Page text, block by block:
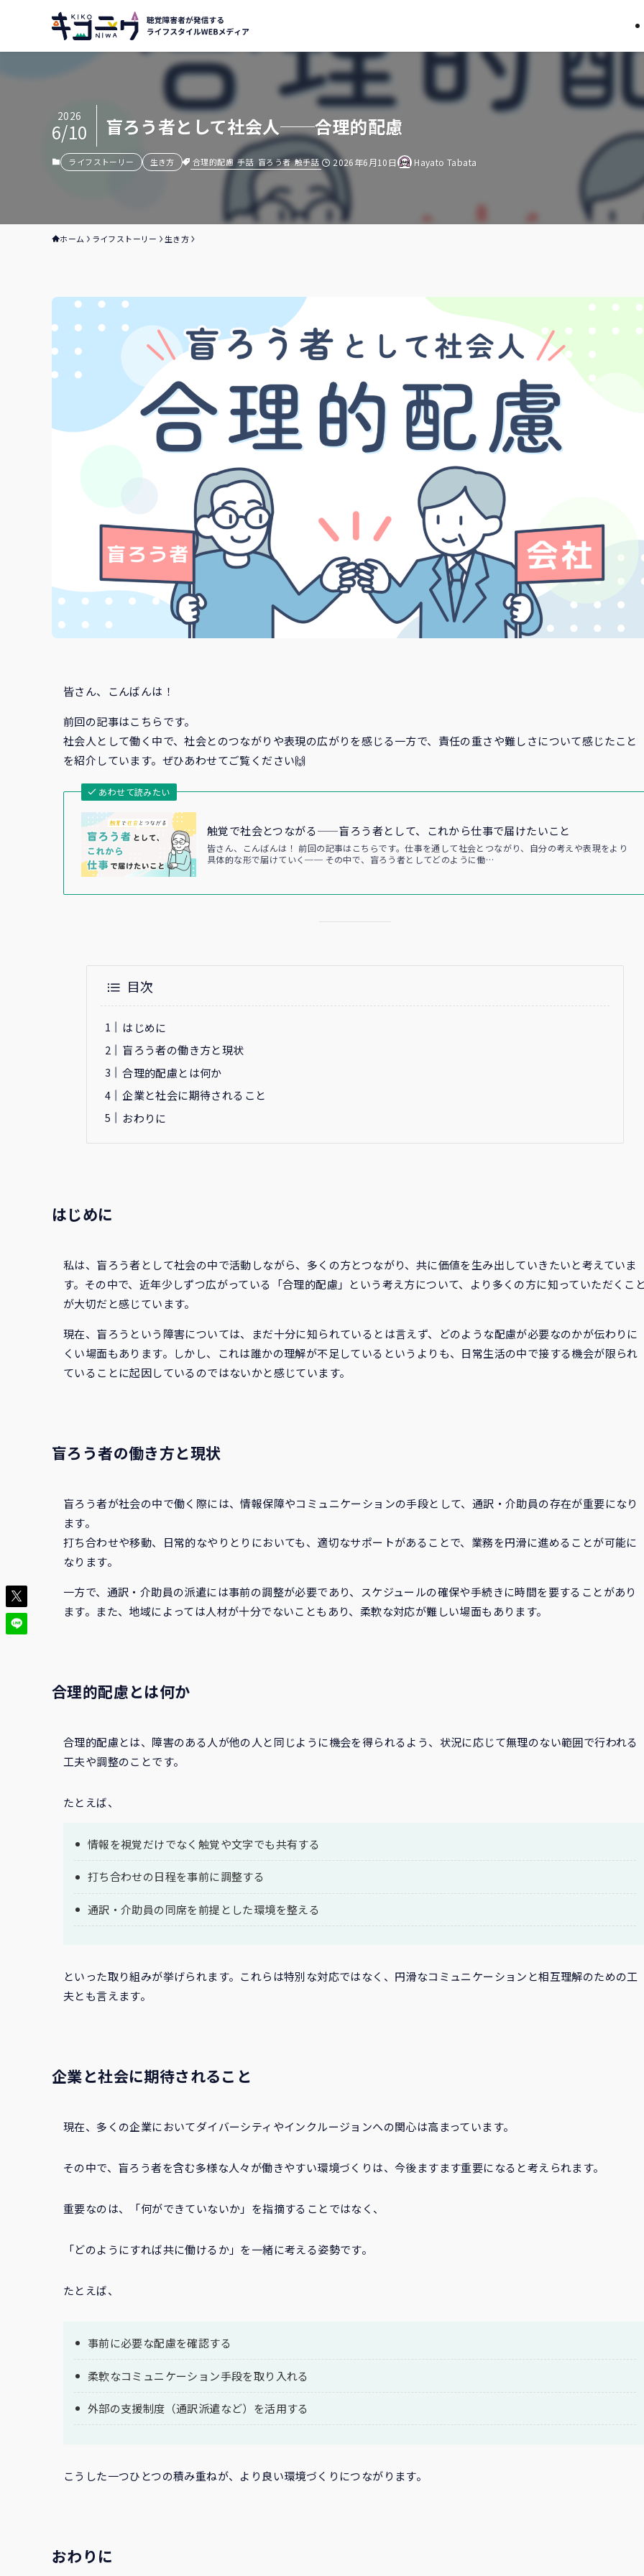
盲ろう者として社会人──合理的配慮
2026
6/10
ライフストーリー 生き方 合理的配慮 手話 盲ろう者 触手話 2026年6月10日 Hayato Tabata
ホーム ライフストーリー 生き方
皆さん、こんばんは！
前回の記事はこちらです。
社会人として働く中で、社会とのつながりや表現の広がりを感じる一方で、責任の重さや難しさについて感じたこと
を紹介しています。ぜひあわせてご覧ください🙌
あわせて読みたい
触覚で社会とつながる——盲ろう者として、これから仕事で届けたいこと
皆さん、こんばんは！ 前回の記事はこちらです。仕事を通して社会とつながり、自分の考えや表現をより
具体的な形で届けていく── その中で、盲ろう者としてどのように働…
目次
はじめに
盲ろう者の働き方と現状
合理的配慮とは何か
企業と社会に期待されること
おわりに
はじめに
私は、盲ろう者として社会の中で活動しながら、多くの方とつながり、共に価値を生み出していきたいと考えていま
す。その中で、近年少しずつ広がっている「合理的配慮」という考え方について、より多くの方に知っていただくこ
が大切だと感じています。
現在、盲ろうという障害については、まだ十分に知られているとは言えず、どのような配慮が必要なのかが伝わりに
くい場面もあります。しかし、これは誰かの理解が不足しているというよりも、日常生活の中で接する機会が限られ
ていることに起因しているのではないかと感じています。
盲ろう者の働き方と現状
盲ろう者が社会の中で働く際には、情報保障やコミュニケーションの手段として、通訳・介助員の存在が重要になり
ます。
打ち合わせや移動、日常的なやりとりにおいても、適切なサポートがあることで、業務を円滑に進めることが可能に
なります。
一方で、通訳・介助員の派遣には事前の調整が必要であり、スケジュールの確保や手続きに時間を要することがあり
ます。また、地域によっては人材が十分でないこともあり、柔軟な対応が難しい場面もあります。
合理的配慮とは何か
合理的配慮とは、障害のある人が他の人と同じように機会を得られるよう、状況に応じて無理のない範囲で行われる
工夫や調整のことです。
たとえば、
情報を視覚だけでなく触覚や文字でも共有する
打ち合わせの日程を事前に調整する
通訳・介助員の同席を前提とした環境を整える
といった取り組みが挙げられます。これらは特別な対応ではなく、円滑なコミュニケーションと相互理解のための工
夫とも言えます。
企業と社会に期待されること
現在、多くの企業においてダイバーシティやインクルージョンへの関心は高まっています。
その中で、盲ろう者を含む多様な人々が働きやすい環境づくりは、今後ますます重要になると考えられます。
重要なのは、「何ができていないか」を指摘することではなく、
「どのようにすれば共に働けるか」を一緒に考える姿勢です。
たとえば、
事前に必要な配慮を確認する
柔軟なコミュニケーション手段を取り入れる
外部の支援制度（通訳派遣など）を活用する
こうした一つひとつの積み重ねが、より良い環境づくりにつながります。
おわりに